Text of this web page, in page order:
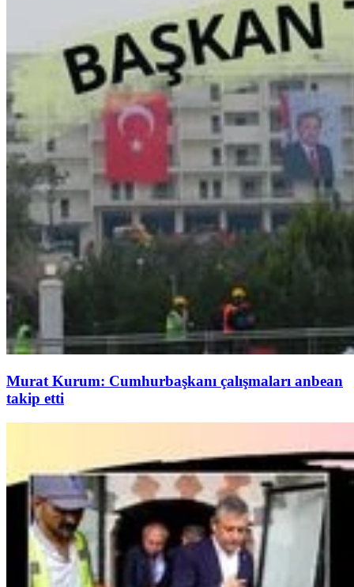
Murat Kurum: Cumhurbaşkanı çalışmaları anbean
takip etti